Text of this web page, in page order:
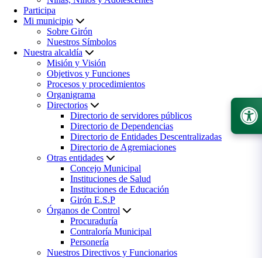
Participa
Mi municipio
Sobre Girón
Nuestros Símbolos
Nuestra alcaldía
Misión y Visión
Objetivos y Funciones
Procesos y procedimientos
Organigrama
Directorios
Directorio de servidores públicos
Directorio de Dependencias
Directorio de Entidades Descentralizadas
Directorio de Agremiaciones
Otras entidades
Concejo Municipal
Instituciones de Salud
Instituciones de Educación
Girón E.S.P
Órganos de Control
Procuraduría
Contraloría Municipal
Personería
Nuestros Directivos y Funcionarios